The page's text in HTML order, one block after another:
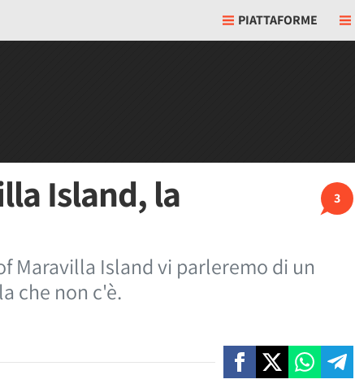
PIATTAFORME
3
Island, la
Maravilla Island vi parleremo di un
che non c'è.